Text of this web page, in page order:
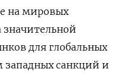
на мировых
для глобальных
западных санкций и